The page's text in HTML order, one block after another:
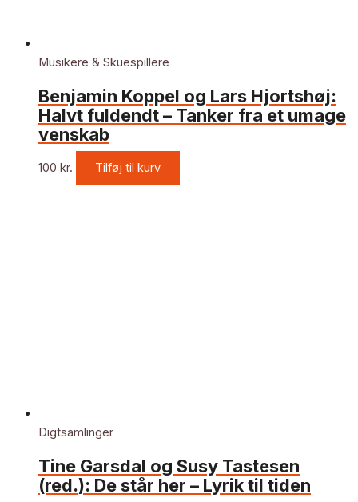
Musikere & Skuespillere
Benjamin Koppel og Lars Hjortshøj:
Halvt fuldendt – Tanker fra et umage
venskab
100 kr. Tilføj til kurv
Digtsamlinger
Tine Garsdal og Susy Tastesen
(red.): De står her – Lyrik til tiden